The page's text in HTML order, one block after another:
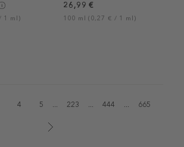
1 ml)
26,99 €
100 ml (0,27 € / 1 ml)
4 5 ... 223 ... 444 ... 665